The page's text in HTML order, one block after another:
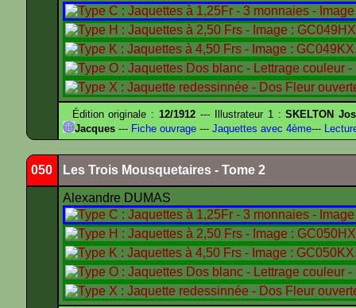
Édition originale :12/1912 --- Illustrateur 1 :SKELTON
Jacques --- Fiche ouvrage --- Jaquettes avec 4ème---
050 Les Trois Mousquetaires - Tome 2
Alexandre DUMAS